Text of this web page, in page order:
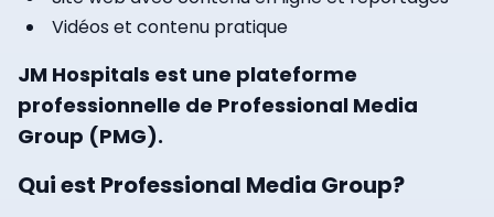
Vidéos et contenu pratique
JM Hospitals est une plateforme
professionnelle de Professional Media
Group (PMG).
Qui est Professional Media Group?